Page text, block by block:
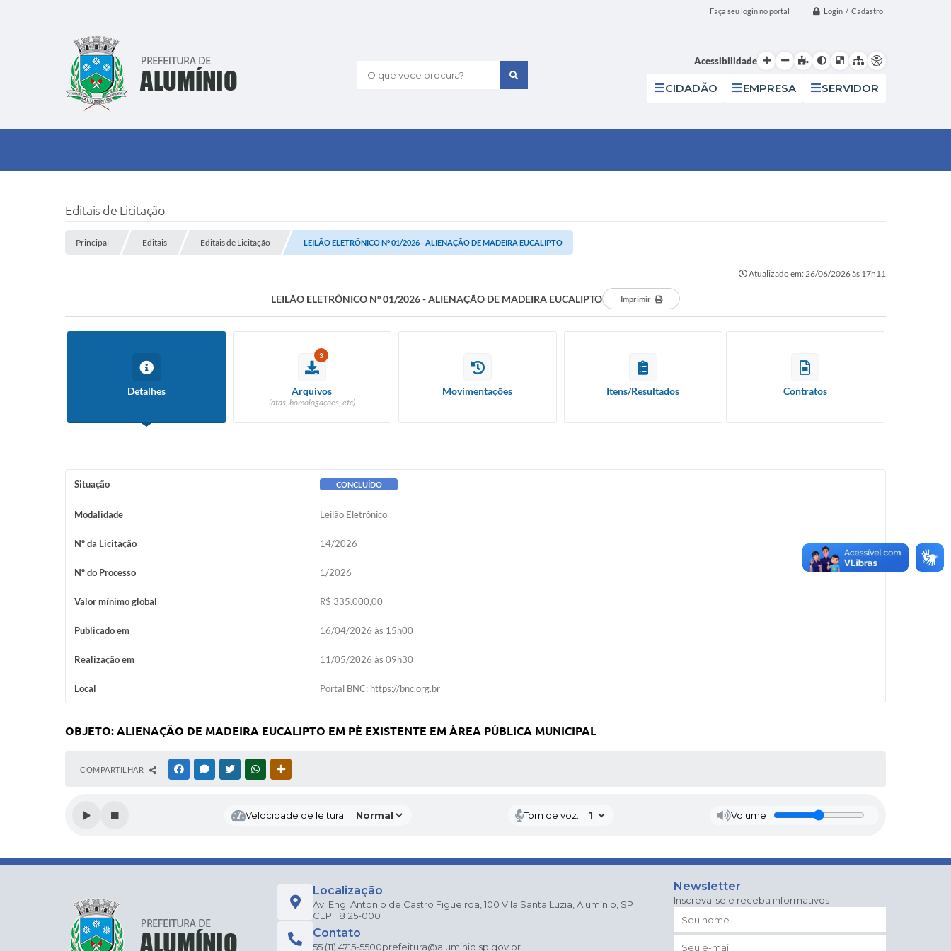
Faça seu login no portal Login / Cadastro
O que voce procura?
Acessibilidade
CIDADÃO EMPRESA SERVIDOR
Editais de Licitação
Principal Editais Editais de Licitação LEILÃO ELETRÔNICO Nº 01/2026 - ALIENAÇÃO DE MADEIRA EUCALIPTO
Atualizado em: 26/06/2026 às 17h11
LEILÃO ELETRÔNICO Nº 01/2026 - ALIENAÇÃO DE MADEIRA EUCALIPTO Imprimir
Detalhes
3
Arquivos
(atas, homologações, etc)
Movimentações Itens/Resultados Contratos
Situação CONCLUÍDO
Modalidade Leilão Eletrônico
Nº da Licitação 14/2026
Nº do Processo 1/2026
Valor mínimo global R$ 335.000,00
Publicado em 16/04/2026 às 15h00
Realização em 11/05/2026 às 09h30
Local Portal BNC: https://bnc.org.br
OBJETO: ALIENAÇÃO DE MADEIRA EUCALIPTO EM PÉ EXISTENTE EM ÁREA PÚBLICA MUNICIPAL
COMPARTILHAR FACEBOOKMESSENGER
TWITTERWHATSAPP
Velocidade de leitura: Tom de voz: Volume
Localização
Av. Eng. Antonio de Castro Figueiroa, 100 Vila Santa Luzia, Alumínio, SP
CEP: 18125-000
Contato
55 (11) 4715-5500prefeitura@aluminio.sp.gov.br
Newsletter
Inscreva-se e receba informativos